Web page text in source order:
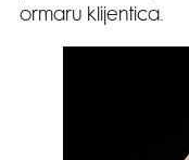
ormaru klijentica.